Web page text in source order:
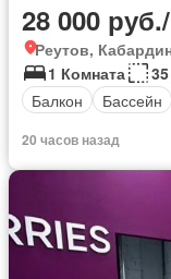
28 000
Реутов,
1 Комната
Балкон
Бассейн
20 часов назад